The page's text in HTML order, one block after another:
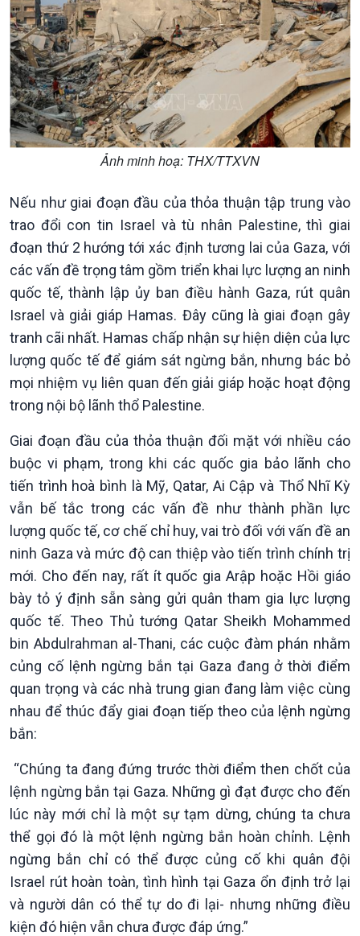
Khởi nghiệp
Tuyên chiến với gian lận
thương mại
Tâm tình biên giới và hải
đảo
Tìm hiểu biển, đảo Việt
Nam
Xã hội
Tin Đời sống & Xã hội
Chuyển đổi Xanh
Tài nguyên và Môi trường
Chuyên gia của bạn
Xã hội chuyển động
Bước chân đến trường
Khoa học & Công nghệ
Tin Khoa học & Công nghệ
Sống chung với biến đổi
khí hậu
Văn hoá & Du lịch
Tin Văn hoá & Du lịch
Chát với người nổi tiếng
Câu chuyện Thể thao
Multimedia
Infographic
E-Magazine
Ảnh minh hoạ: THX/TTXVN
Nếu như giai đoạn đầu của thỏa thuận tập trung vào
trao đổi con tin Israel và tù nhân Palestine, thì giai
đoạn thứ 2 hướng tới xác định tương lai của Gaza, với
các vấn đề trọng tâm gồm triển khai lực lượng an ninh
quốc tế, thành lập ủy ban điều hành Gaza, rút quân
Israel và giải giáp Hamas. Đây cũng là giai đoạn gây
tranh cãi nhất. Hamas chấp nhận sự hiện diện của lực
lượng quốc tế để giám sát ngừng bắn, nhưng bác bỏ
mọi nhiệm vụ liên quan đến giải giáp hoặc hoạt động
trong nội bộ lãnh thổ Palestine.
Giai đoạn đầu của thỏa thuận đối mặt với nhiều cáo
buộc vi phạm, trong khi các quốc gia bảo lãnh cho
tiến trình hoà bình là Mỹ, Qatar, Ai Cập và Thổ Nhĩ Kỳ
vẫn bế tắc trong các vấn đề như thành phần lực
lượng quốc tế, cơ chế chỉ huy, vai trò đối với vấn đề an
ninh Gaza và mức độ can thiệp vào tiến trình chính trị
mới. Cho đến nay, rất ít quốc gia Arập hoặc Hồi giáo
bày tỏ ý định sẵn sàng gửi quân tham gia lực lượng
quốc tế. Theo Thủ tướng Qatar Sheikh Mohammed
bin Abdulrahman al-Thani, các cuộc đàm phán nhằm
củng cố lệnh ngừng bắn tại Gaza đang ở thời điểm
quan trọng và các nhà trung gian đang làm việc cùng
nhau để thúc đẩy giai đoạn tiếp theo của lệnh ngừng
bắn:
“Chúng ta đang đứng trước thời điểm then chốt của
lệnh ngừng bắn tại Gaza. Những gì đạt được cho đến
lúc này mới chỉ là một sự tạm dừng, chúng ta chưa
thể gọi đó là một lệnh ngừng bắn hoàn chỉnh. Lệnh
ngừng bắn chỉ có thể được củng cố khi quân đội
Israel rút hoàn toàn, tình hình tại Gaza ổn định trở lại
và người dân có thể tự do đi lại- nhưng những điều
kiện đó hiện vẫn chưa được đáp ứng.”